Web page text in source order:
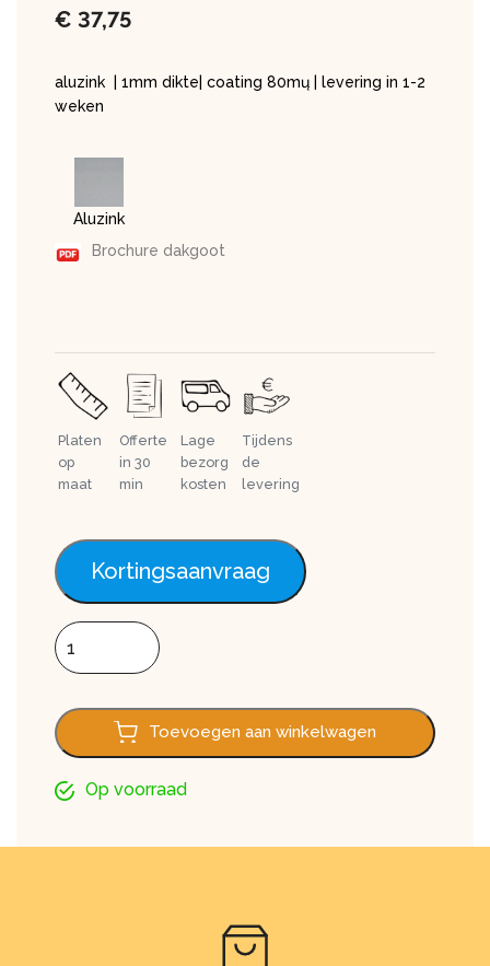
€ 37,75
aluzink | 1mm dikte| coating 80mų | levering in 1-2
weken
Aluzink
Brochure dakgoot
Platen
op
maat
Offerte
in 30
min
Lage
bezorg
kosten
Tijdens
de
levering
Kortingsaanvraag
Afvoerbuis 300cm Menge
Toevoegen aan winkelwagen
Op voorraad